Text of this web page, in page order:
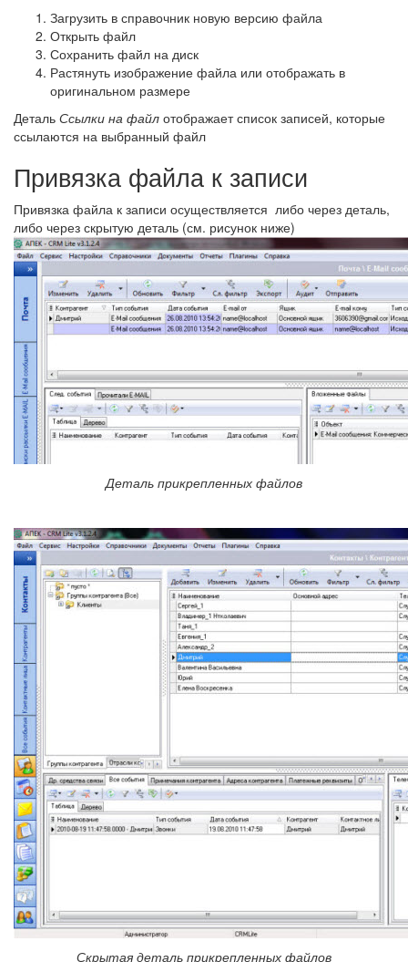
Загрузить в справочник новую версию файла
Открыть файл
Сохранить файл на диск
Растянуть изображение файла или отображать в
оригинальном размере
Деталь Ссылки на файл отображает список записей, которые
ссылаются на выбранный файл
Привязка файла к записи
Привязка файла к записи осуществляется либо через деталь,
либо через скрытую деталь (см. рисунок ниже)
Деталь прикрепленных файлов
Скрытая деталь прикрепленных файлов